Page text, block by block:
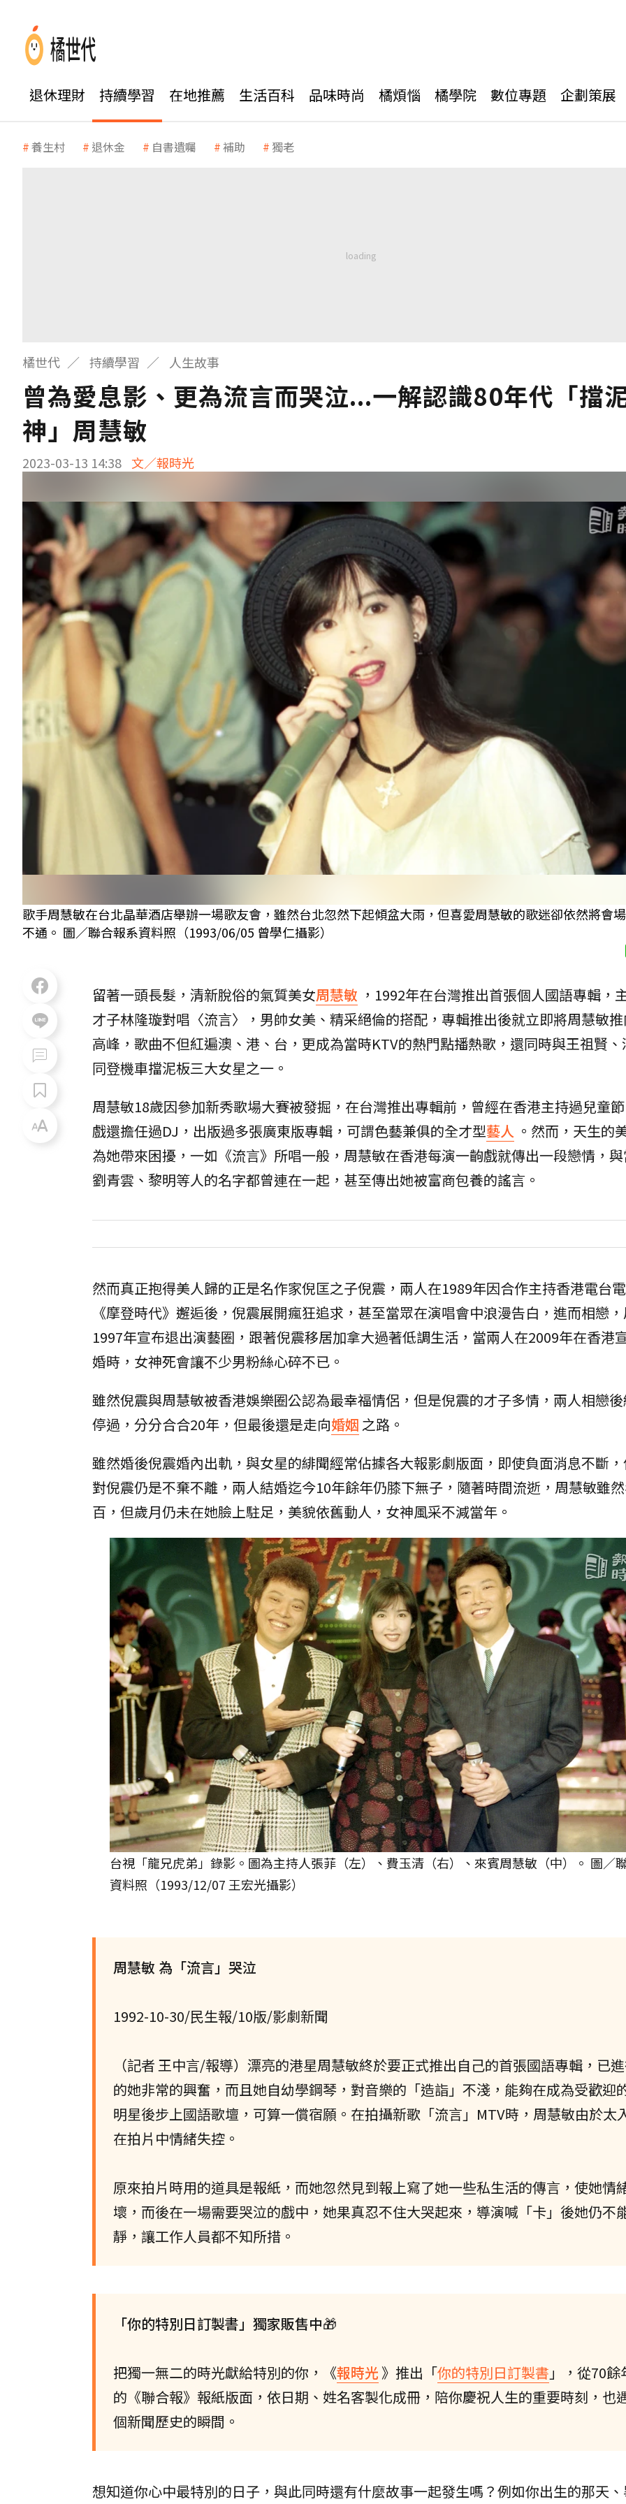
退休理財 持續學習 在地推薦 生活百科 品味時尚 橘煩惱 橘學院 數位專題 企劃策展
養生村 退休金 自書遺囑 補助 獨老
橘世代 持續學習 人生故事
曾為愛息影、更為流言而哭泣...一解認識80年代「擋
神」周慧敏
2023-03-13 14:38 文／報時光
歌手周慧敏在台北晶華酒店舉辦一場歌友會，雖然台北忽然下起傾盆大雨，但喜愛周慧敏的歌迷卻依然將會
不通。 圖／聯合報系資料照（1993/06/05 曾學仁攝影）
留著一頭長髮，清新脫俗的氣質美女周慧敏 ，1992年在台灣推出首張個人國語專輯，
才子林隆璇對唱〈流言〉，男帥女美、精采絕倫的搭配，專輯推出後就立即將周慧敏
高峰，歌曲不但紅遍澳、港、台，更成為當時KTV的熱門點播熱歌，還同時與王祖賢
同登機車擋泥板三大女星之一。
周慧敏18歲因參加新秀歌場大賽被發掘，在台灣推出專輯前，曾經在香港主持過兒童
戲還擔任過DJ，出版過多張廣東版專輯，可謂色藝兼俱的全才型藝人 。然而，天生的
為她帶來困擾，一如《流言》所唱一般，周慧敏在香港每演一齣戲就傳出一段戀情，
劉青雲、黎明等人的名字都曾連在一起，甚至傳出她被富商包養的謠言。
然而真正抱得美人歸的正是名作家倪匡之子倪震，兩人在1989年因合作主持香港電台
《摩登時代》邂逅後，倪震展開瘋狂追求，甚至當眾在演唱會中浪漫告白，進而相戀
1997年宣布退出演藝圈，跟著倪震移居加拿大過著低調生活，當兩人在2009年在香港
婚時，女神死會讓不少男粉絲心碎不已。
雖然倪震與周慧敏被香港娛樂圈公認為最幸福情侶，但是倪震的才子多情，兩人相戀
停過，分分合合20年，但最後還是走向婚姻 之路。
雖然婚後倪震婚內出軌，與女星的緋聞經常佔據各大報影劇版面，即使負面消息不斷
對倪震仍是不棄不離，兩人結婚迄今10年餘年仍膝下無子，隨著時間流逝，周慧敏雖
百，但歲月仍未在她臉上駐足，美貌依舊動人，女神風采不減當年。
台視「龍兄虎弟」錄影。圖為主持人張菲（左）、費玉清（右）、來賓周慧敏（中）。 圖／
資料照（1993/12/07 王宏光攝影）
周慧敏 為「流言」哭泣
1992-10-30/民生報/10版/影劇新聞
（記者 王中言/報導）漂亮的港星周慧敏終於要正式推出自己的首張國語專輯，已
的她非常的興奮，而且她自幼學鋼琴，對音樂的「造詣」不淺，能夠在成為受歡迎
明星後步上國語歌壇，可算一償宿願。在拍攝新歌「流言」MTV時，周慧敏由於太
在拍片中情緒失控。
原來拍片時用的道具是報紙，而她忽然見到報上寫了她一些私生活的傳言，使她情
壞，而後在一場需要哭泣的戲中，她果真忍不住大哭起來，導演喊「卡」後她仍不
靜，讓工作人員都不知所措。
「你的特別日訂製書」獨家販售中🎁
把獨一無二的時光獻給特別的你，《報時光 》推出「你的特別日訂製書 」，從70
的《聯合報》報紙版面，依日期、姓名客製化成冊，陪你慶祝人生的重要時刻，也
個新聞歷史的瞬間。
想知道你心中最特別的日子，與此同時還有什麼故事一起發生嗎？例如你出生的那天